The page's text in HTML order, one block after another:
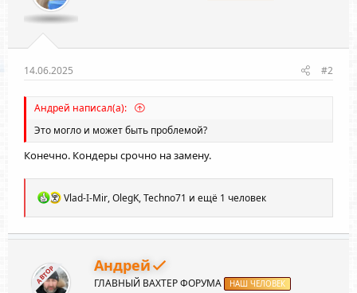
14.06.2025 #2
Андрей написал(а):
Это могло и может быть проблемой?
Конечно. Кондеры срочно на замену.
Р
а
к
и
:
Vlad-I-Mir,OlegK,Techno71 и ещё 1 человек
АВТОР Андрей
ГЛАВНЫЙ ВАХТЕР ФОРУМА НАШ ЧЕЛОВЕК